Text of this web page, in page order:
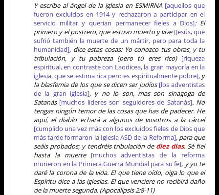
Y escribe al ángel de la iglesia en ESMIRNA [aquellos que
fueron excluidos en 1914 y rechazaron a participar en el
servicio militar y querían permanecer fieles a Dios]: El
primero y el postrero, que estuvo muerto y vive [Jesús, que
sufrió también la muerte de un mártir, pero para toda la
humanidad], dice estas cosas: Yo conozco tus obras, y tu
tribulación, y tu pobreza (pero tú eres rico) [riqueza
espiritual, en contraste con Laodicea, la gran mayoría en la
iglesia, que se estima rica pero es espiritualmente pobre], y
la blasfemia de los que se dicen ser judíos [los adventistas
de la gran iglesia], y no lo son, mas son sinagoga de
Satanás [muchos líderes son seguidores de Satanás]. No
tengas ningún temor de las cosas que has de padecer. He
aquí, el diablo echará a algunos de vosotros a la cárcel
[cumplido una vez más con los excluidos fieles de Dios que
más tarde formaron la Iglesia ASD de la Reforma], para que
seáis probados; y tendréis tribulación de diez días. Sé fiel
hasta la muerte [muchos adventistas de la reforma
murieron en la Primera Guerra Mundial para su fe], y yo te
daré la corona de la vida. El que tiene oído, oiga lo que el
Espíritu dice a las iglesias. El que venciere no recibirá daño
de la muerte segunda. (Apocalipsis 2:8-11)